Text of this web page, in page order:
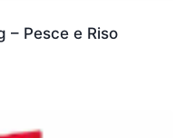
– Pesce e Riso